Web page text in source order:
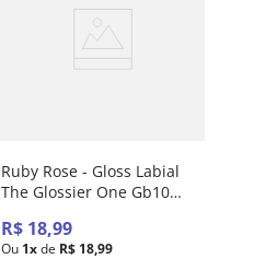
Ruby Rose - Gloss Labial
The Glossier One Gb10
R$ 18,99
Ou 1x de R$ 18,99